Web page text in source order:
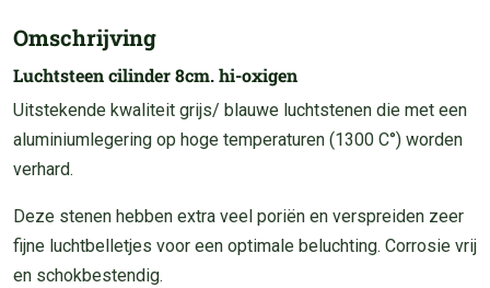
Omschrijving
Luchtsteen cilinder 8cm. hi-oxigen
Uitstekende kwaliteit grijs/ blauwe luchtstenen die met een
aluminiumlegering op hoge temperaturen (1300 C°) worden
verhard.
Deze stenen hebben extra veel poriën en verspreiden zeer
fijne luchtbelletjes voor een optimale beluchting. Corrosie vrij
en schokbestendig.